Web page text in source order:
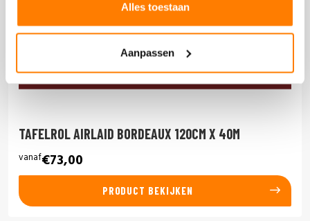
Alles toestaan
Aanpassen
TAFELROL AIRLAID BORDEAUX 120CM X 40M
vanaf€73,00
PRODUCT BEKIJKEN